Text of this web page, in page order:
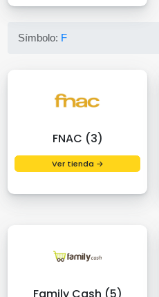
Símbolo: F
FNAC (3)
Ver tienda →